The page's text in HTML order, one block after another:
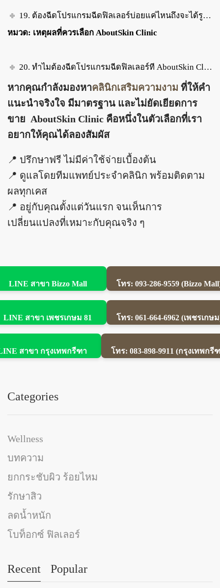
19. ต้องฉีดโปรแกรมฉีดฟิลเลอร์บ่อยแค่ไหนถึงจะได้รูปหน้าที่ต้องการ?
หมวด: เหตุผลที่ควรเลือก AboutSkin Clinic
20. ทำไมต้องฉีดโปรแกรมฉีดฟิลเลอร์ที่ AboutSkin Clinic?
หากคุณกำลังมองหาคลินิกเสริมความงาม ที่ให้คำ
แนะนำจริงใจ มีมาตรฐาน และไม่ยัดเยียดการ
ขาย AboutSkin Clinic คือหนึ่งในตัวเลือกที่เรา
อยากให้คุณได้ลองสัมผัส
📍 ปรึกษาฟรี ไม่มีค่าใช้จ่ายเบื้องต้น
📍 ดูแลโดยทีมแพทย์ประจำคลินิก พร้อมติดตาม
ผลทุกเคส
📍 อยู่กับคุณตั้งแต่วันแรก จนเห็นการ
เปลี่ยนแปลงที่เหมาะกับคุณจริง ๆ
LINE สาขา Bizzo Mall โทร: 093-286-9559 (Bizzo
LINE สาขา เพชรเกษม 81 โทร: 061-664-6962 (เพชรเกษ
สาขา กรุงเทพกรีฑา โทร: 083-898-9911 (กรุงเทพกรี
Categories
Wellness
บทความ
ยกกระชับผิว ร้อยไหม
รักษาสิว
ลดน้ำหนัก
โบท็อกซ์ ฟิลเลอร์
Recent Popular